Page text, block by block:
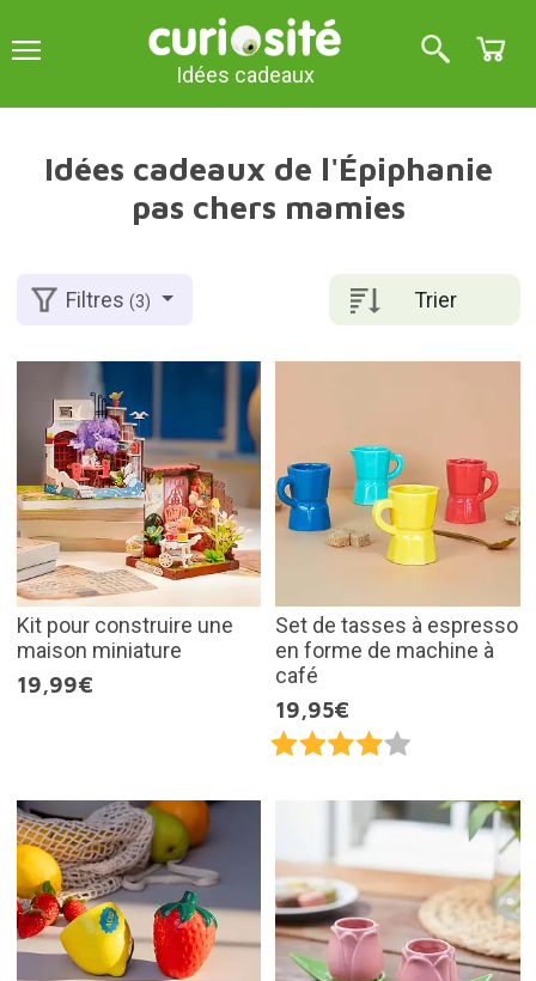
Idées cadeaux
Idées cadeaux de l'Épiphanie
pas chers mamies
Trier
Filtres(3)
Kit pour construire une
maison miniature
19,99€
Set de tasses à espresso
en forme de machine à
café
19,95€